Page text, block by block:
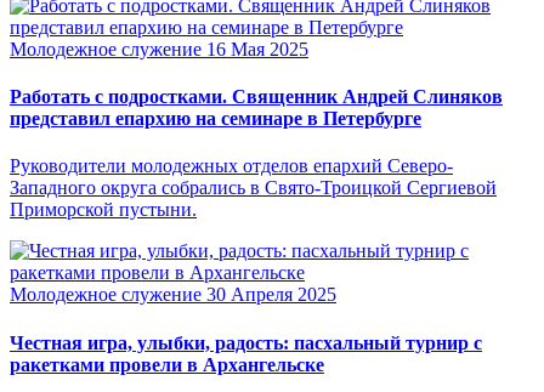
Молодежное служение 16 Мая 2025
Работать с подростками. Священник Андрей Слиняков
представил епархию на семинаре в Петербурге
Руководители молодежных отделов епархий Северо-
Западного округа собрались в Свято-Троицкой Сергиевой
Приморской пустыни.
Молодежное служение 30 Апреля 2025
Честная игра, улыбки, радость: пасхальный турнир с
ракетками провели в Архангельске